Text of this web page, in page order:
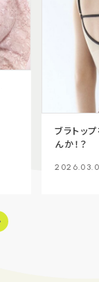
ブラトッ
んか！？